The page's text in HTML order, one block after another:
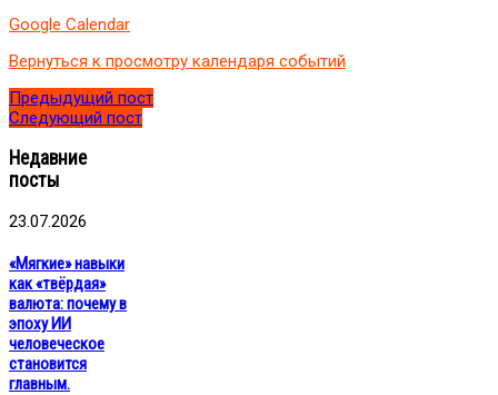
Google Calendar
Вернуться к просмотру календаря событий
Предыдущий пост
Следующий пост
Недавние
посты
23.07.2026
«Мягкие» навыки
как «твёрдая»
валюта: почему в
эпоху ИИ
человеческое
становится
главным.